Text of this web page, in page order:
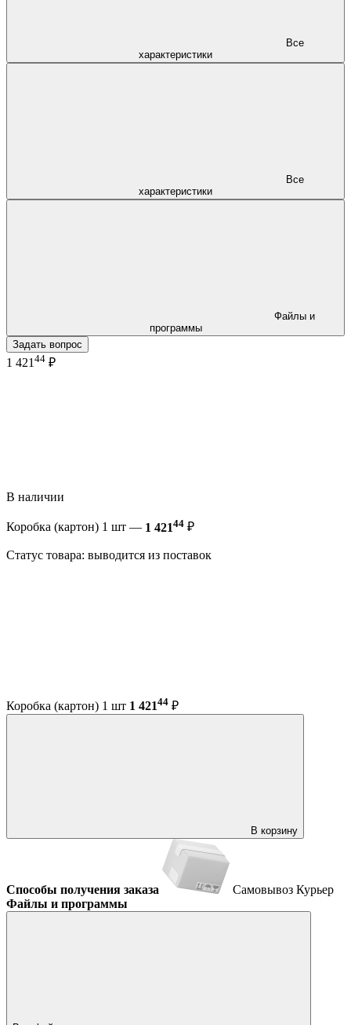
характеристики
характеристики
программы
Задать вопрос
1 421 44 ₽
В наличии
Коробка (картон) 1 шт — 1 42144 ₽
Статус товара: выводится из поставок
Коробка (картон) 1 шт 1 42144 ₽
В корзину
Способы получения заказа Самовывоз Курьер
Файлы и программы